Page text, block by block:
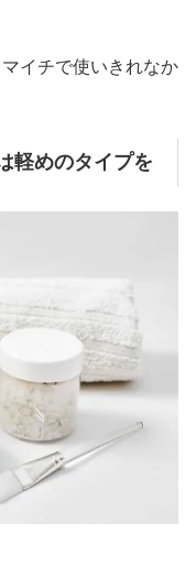
イチで使いきれなか
軽めのタイプを